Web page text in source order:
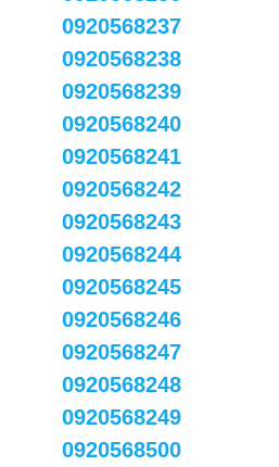
0920568237
0920568238
0920568239
0920568240
0920568241
0920568242
0920568243
0920568244
0920568245
0920568246
0920568247
0920568248
0920568249
0920568500